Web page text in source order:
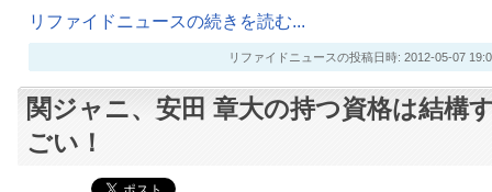
リファイドニュースの続きを読む...
リファイドニュースの投稿日時: 2012-05-07
関ジャニ、安田 章大の持つ資格は結構
ごい！